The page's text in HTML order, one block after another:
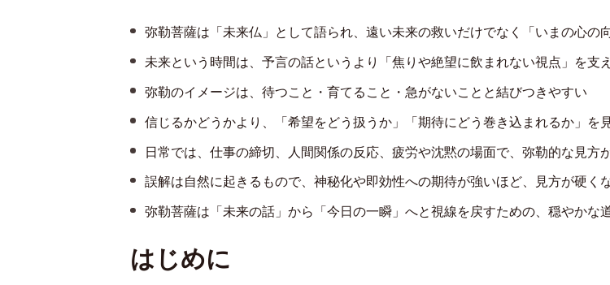
弥勒菩薩は「未来仏」として語られ、遠い未来の救いだけでなく「いまの心の
未来という時間は、予言の話というより「焦りや絶望に飲まれない視点」を支
弥勒のイメージは、待つこと・育てること・急がないことと結びつきやすい
信じるかどうかより、「希望をどう扱うか」「期待にどう巻き込まれるか」を
日常では、仕事の締切、人間関係の反応、疲労や沈黙の場面で、弥勒的な見方
誤解は自然に起きるもので、神秘化や即効性への期待が強いほど、見方が硬く
弥勒菩薩は「未来の話」から「今日の一瞬」へと視線を戻すための、穏やかな
はじめに